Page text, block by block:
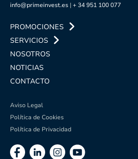
info@primeinvest.es |+ 34 951 100 077
PROMOCIONES
SERVICIOS
NOSOTROS
NOTICIAS
CONTACTO
Aviso Legal
Política de Cookies
Política de Privacidad